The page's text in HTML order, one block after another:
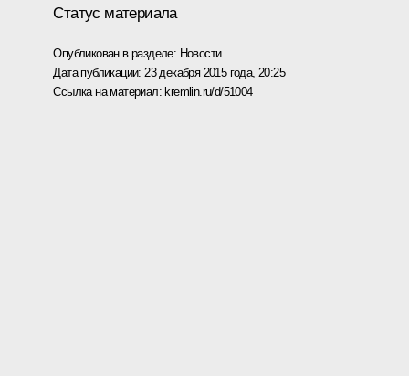
Статус материала
Опубликован в разделе: Новости
Дата публикации: 23 декабря 2015 года, 20:25
Ссылка на материал: kremlin.ru/d/51004